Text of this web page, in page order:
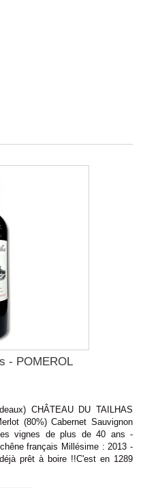
- POMEROL
CHÂTEAU DU TAILHAS
(80%) Cabernet Sauvignon
vignes de plus de 40 ans -
français Millésime : 2013 -
prêt à boire !!C'est en 1289